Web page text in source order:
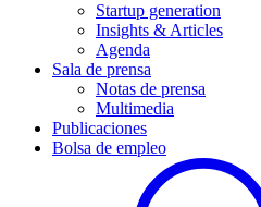
Startup generation
Insights & Articles
Agenda
Sala de prensa
Notas de prensa
Multimedia
Publicaciones
Bolsa de empleo